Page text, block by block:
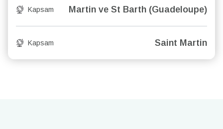
Kapsam Martin ve St Barth (Guadeloupe)
Kapsam Saint Martin